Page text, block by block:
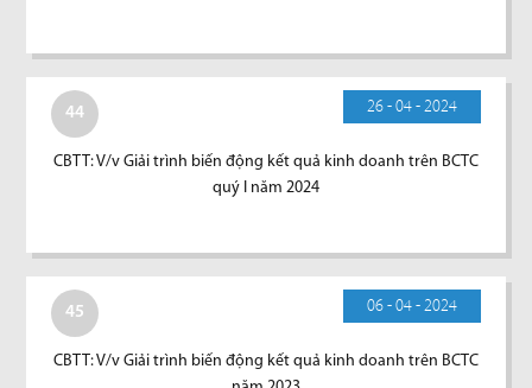
44 26 - 04 - 2024
CBTT: V/v Giải trình biến động kết quả kinh doanh trên BCTC
quý I năm 2024
45 06 - 04 - 2024
CBTT: V/v Giải trình biến động kết quả kinh doanh trên BCTC